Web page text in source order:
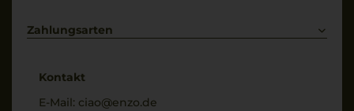
Bewertungs-Richtlinien
Zahlungsarten
Kontakt
E-Mail: ciao@enzo.de